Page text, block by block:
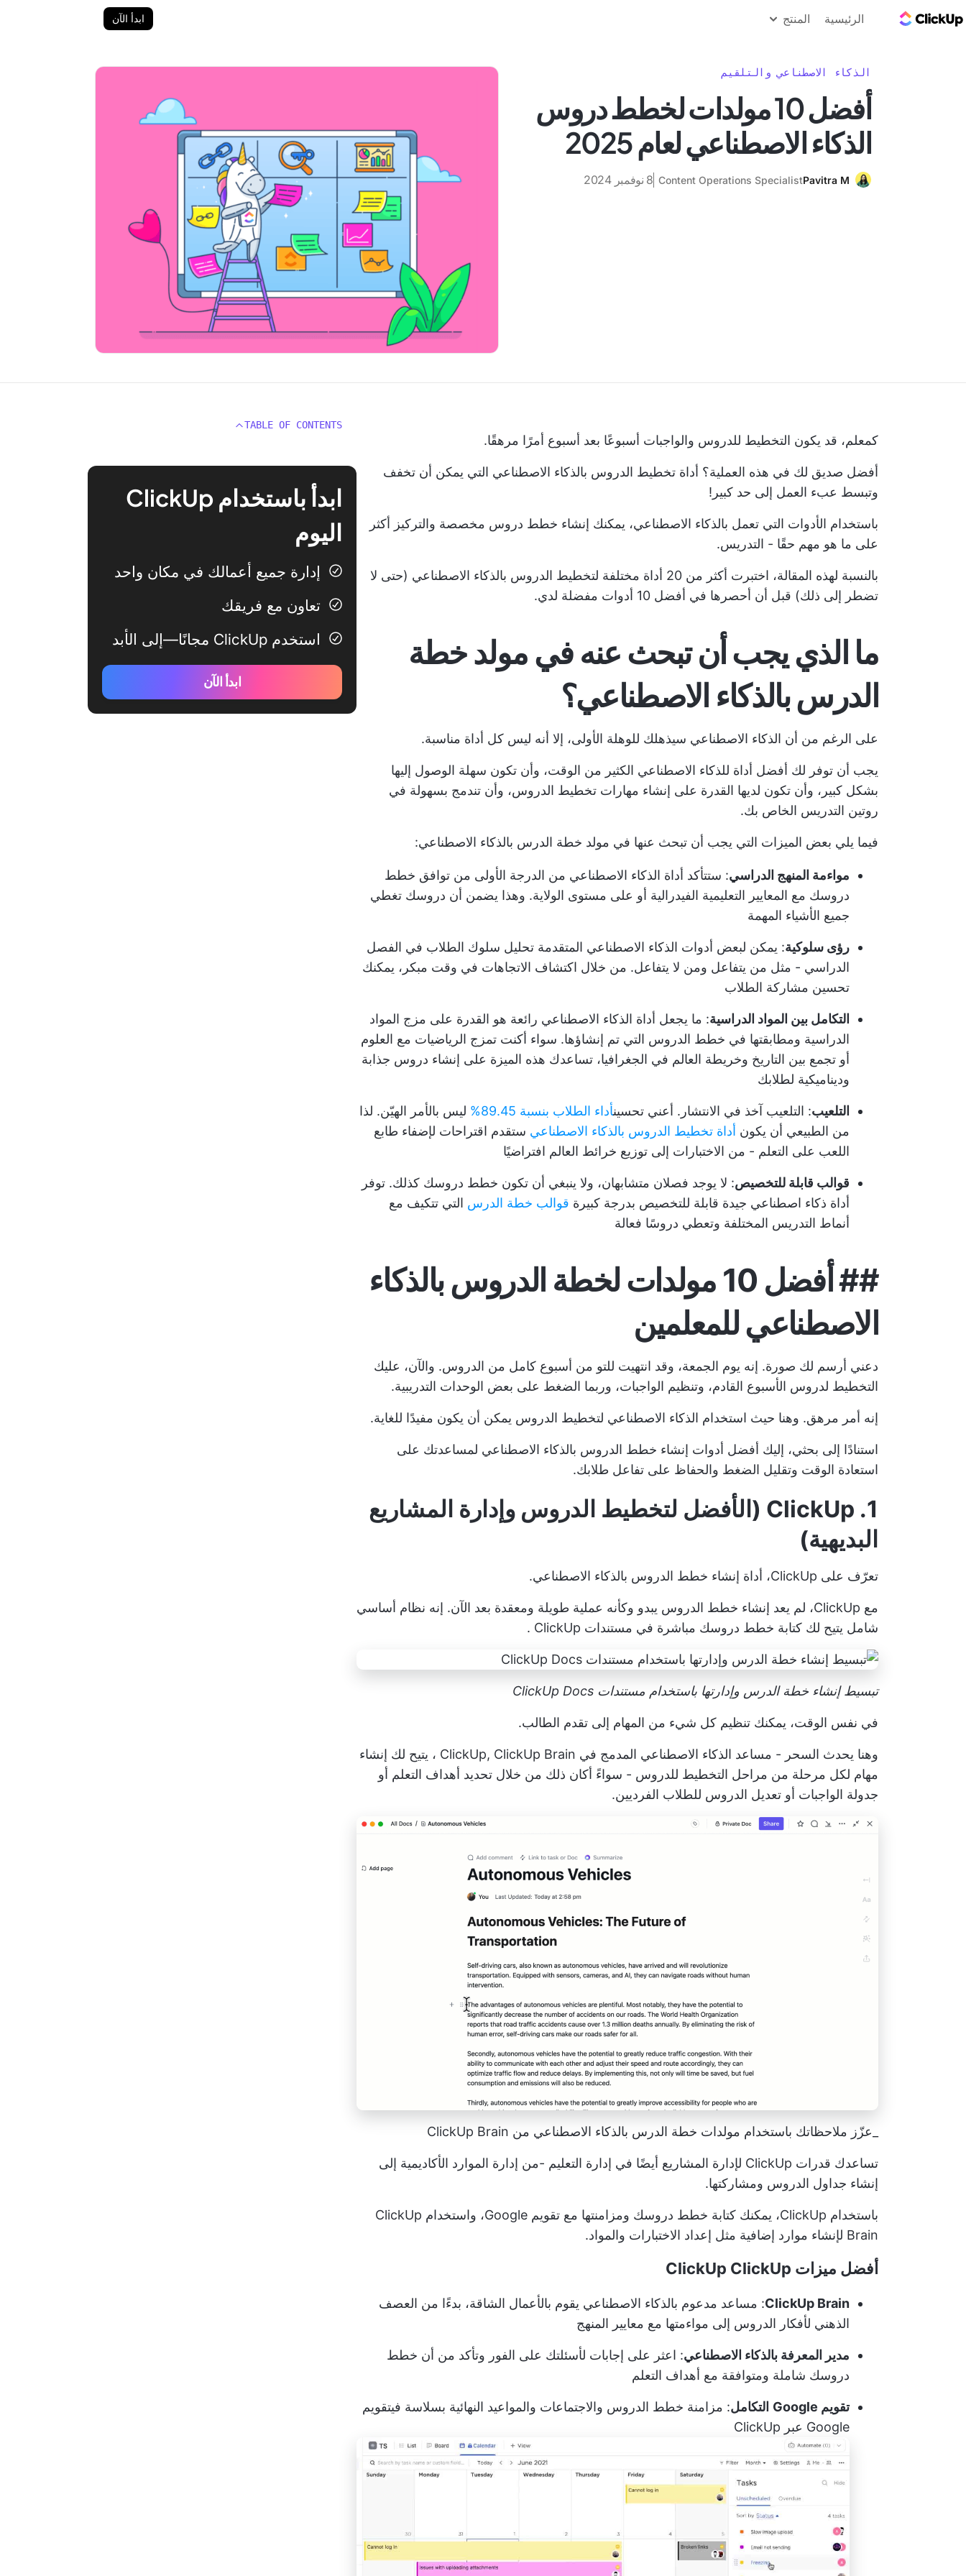
الرئيسية المنتج ابدأ الآن
الذكاء الاصطناعي والتلقيم
أفضل 10 مولدات لخطط دروس
الذكاء الاصطناعي لعام 2025
Pavitra M
Content Operations Specialist 8 نوفمبر 2024
كمعلم، قد يكون التخطيط للدروس والواجبات أسبوعًا بعد أسبوع أمرًا مرهقًا.
أفضل صديق لك في هذه العملية؟ أداة تخطيط الدروس بالذكاء الاصطناعي التي يمكن أن تخفف
وتبسط عبء العمل إلى حد كبير!
باستخدام الأدوات التي تعمل بالذكاء الاصطناعي، يمكنك إنشاء خطط دروس مخصصة والتركيز أكثر
على ما هو مهم حقًا - التدريس.
بالنسبة لهذه المقالة، اختبرت أكثر من 20 أداة مختلفة لتخطيط الدروس بالذكاء الاصطناعي (حتى لا
تضطر إلى ذلك) قبل أن أحصرها في أفضل 10 أدوات مفضلة لدي.
ما الذي يجب أن تبحث عنه في مولد خطة
الدرس بالذكاء الاصطناعي؟
على الرغم من أن الذكاء الاصطناعي سيذهلك للوهلة الأولى، إلا أنه ليس كل أداة مناسبة.
يجب أن توفر لك أفضل أداة للذكاء الاصطناعي الكثير من الوقت، وأن تكون سهلة الوصول إليها
بشكل كبير، وأن تكون لديها القدرة على إنشاء مهارات تخطيط الدروس، وأن تندمج بسهولة في
روتين التدريس الخاص بك.
فيما يلي بعض الميزات التي يجب أن تبحث عنها في مولد خطة الدرس بالذكاء الاصطناعي:
مواءمة المنهج الدراسي: ستتأكد أداة الذكاء الاصطناعي من الدرجة الأولى من توافق خطط
دروسك مع المعايير التعليمية الفيدرالية أو على مستوى الولاية. وهذا يضمن أن دروسك تغطي
جميع الأشياء المهمة
رؤى سلوكية: يمكن لبعض أدوات الذكاء الاصطناعي المتقدمة تحليل سلوك الطلاب في الفصل
الدراسي - مثل من يتفاعل ومن لا يتفاعل. من خلال اكتشاف الاتجاهات في وقت مبكر، يمكنك
تحسين مشاركة الطلاب
التكامل بين المواد الدراسية: ما يجعل أداة الذكاء الاصطناعي رائعة هو القدرة على مزج المواد
الدراسية ومطابقتها في خطط الدروس التي تم إنشاؤها. سواء أكنت تمزج الرياضيات مع العلوم
أو تجمع بين التاريخ وخريطة العالم في الجغرافيا، تساعدك هذه الميزة على إنشاء دروس جذابة
وديناميكية لطلابك
التلعيب: التلعيب آخذ في الانتشار. أعني تحسينأداء الطلاب بنسبة 89.45%
ليس بالأمر الهيّن. لذا
من الطبيعي أن يكون أداة تخطيط الدروس بالذكاء الاصطناعي ستقدم اقتراحات لإضفاء طابع
اللعب على التعلم - من الاختبارات إلى توزيع خرائط العالم افتراضيًا
قوالب قابلة للتخصيص: لا يوجد فصلان متشابهان، ولا ينبغي أن تكون خطط دروسك كذلك. توفر
أداة ذكاء اصطناعي جيدة قابلة للتخصيص بدرجة كبيرة قوالب خطة الدرس التي تتكيف مع
أنماط التدريس المختلفة وتعطي دروسًا فعالة
## أفضل 10 مولدات لخطة الدروس بالذكاء
الاصطناعي للمعلمين
دعني أرسم لك صورة. إنه يوم الجمعة، وقد انتهيت للتو من أسبوع كامل من الدروس. والآن، عليك
التخطيط لدروس الأسبوع القادم، وتنظيم الواجبات، وربما الضغط على بعض الوحدات التدريبية.
إنه أمر مرهق. وهنا حيث استخدام الذكاء الاصطناعي لتخطيط الدروس يمكن أن يكون مفيدًا للغاية.
استنادًا إلى بحثي، إليك أفضل أدوات إنشاء خطط الدروس بالذكاء الاصطناعي لمساعدتك على
استعادة الوقت وتقليل الضغط والحفاظ على تفاعل طلابك.
1. ClickUp (الأفضل لتخطيط الدروس وإدارة المشاريع
البديهية)
تعرّف على ClickUp، أداة إنشاء خطط الدروس بالذكاء الاصطناعي.
مع ClickUp، لم يعد إنشاء خطط الدروس يبدو وكأنه عملية طويلة ومعقدة بعد الآن. إنه نظام أساسي
شامل يتيح لك كتابة خطط دروسك مباشرة في مستندات ClickUp .
تبسيط إنشاء خطة الدرس وإدارتها باستخدام مستندات ClickUp Docs
في نفس الوقت، يمكنك تنظيم كل شيء من المهام إلى تقدم الطالب.
وهنا يحدث السحر - مساعد الذكاء الاصطناعي المدمج في ClickUp, ClickUp Brain
، يتيح لك إنشاء
مهام لكل مرحلة من مراحل التخطيط للدروس - سواءً أكان ذلك من خلال تحديد أهداف التعلم أو
جدولة الواجبات أو تعديل الدروس للطلاب الفرديين.
_عزّز ملاحظاتك باستخدام مولدات خطة الدرس بالذكاء الاصطناعي من ClickUp Brain
تساعدك قدرات ClickUp لإدارة المشاريع أيضًا في إدارة التعليم -من إدارة الموارد الأكاديمية إلى
إنشاء جداول الدروس ومشاركتها.
باستخدام ClickUp، يمكنك كتابة خطط دروسك ومزامنتها مع تقويم Google، واستخدام ClickUp
Brain لإنشاء موارد إضافية مثل إعداد الاختبارات والمواد.
أفضل ميزات ClickUp ClickUp
ClickUp Brain: مساعد مدعوم بالذكاء الاصطناعي يقوم بالأعمال الشاقة، بدءًا من العصف
الذهني لأفكار الدروس إلى مواءمتها مع معايير المنهج
مدير المعرفة بالذكاء الاصطناعي: اعثر على إجابات لأسئلتك على الفور وتأكد من أن خطط
دروسك شاملة ومتوافقة مع أهداف التعلم
تقويم Google التكامل: مزامنة خطط الدروس والاجتماعات والمواعيد النهائية بسلاسة فيتقويم
Google عبر ClickUp
TABLE OF CONTENTS
ابدأ باستخدام ClickUp
اليوم
إدارة جميع أعمالك في مكان واحد
تعاون مع فريقك
استخدم ClickUp مجانًا—إلى الأبد
ابدأ الآن